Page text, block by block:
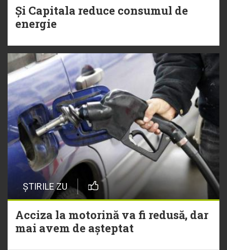
Și Capitala reduce consumul de
energie
ȘTIRILE ZU
Acciza la motorină va fi redusă, dar
mai avem de așteptat